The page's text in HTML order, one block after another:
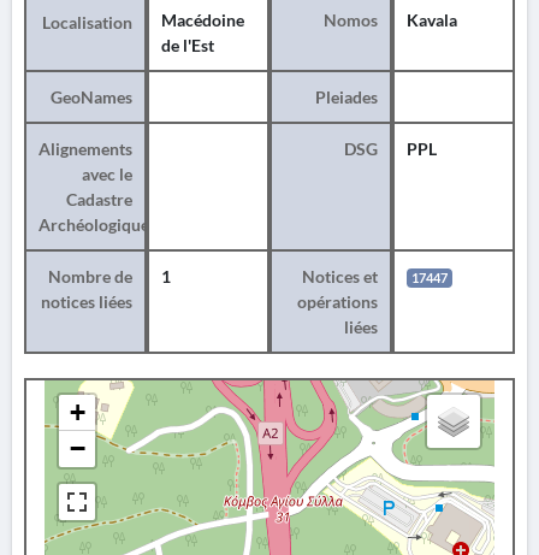
Localisation
Macédoine
de l'Est
Nomos Kavala
GeoNames Pleiades
Alignements
avec le
Cadastre
Archéologique
DSG PPL
Nombre de
notices liées
1
Notices et
opérations
liées
17447
+
−